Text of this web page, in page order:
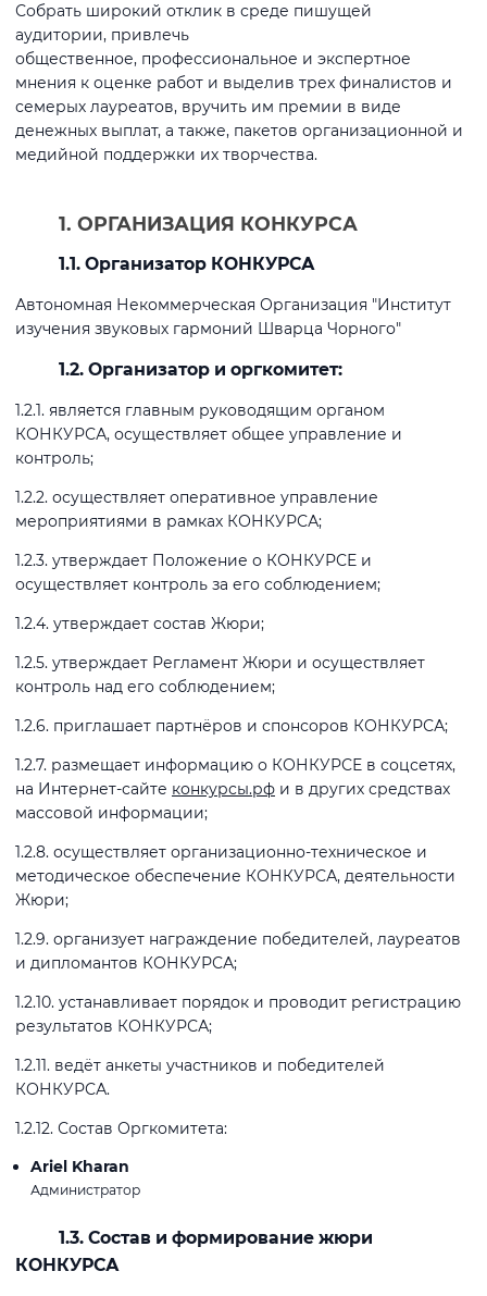
Собрать широкий отклик в среде пишущей
аудитории, привлечь
общественное, профессиональное и экспертное
мнения к оценке работ и выделив трех финалистов и
семерых лауреатов, вручить им премии в виде
денежных выплат, а также, пакетов организационной и
медийной поддержки их творчества.
1. ОРГАНИЗАЦИЯ КОНКУРСА
1.1. Организатор КОНКУРСА
Автономная Некоммерческая Организация "Институт
изучения звуковых гармоний Шварца Чорного"
1.2. Организатор и оргкомитет:
1.2.1. является главным руководящим органом
КОНКУРСА, осуществляет общее управление и
контроль;
1.2.2. осуществляет оперативное управление
мероприятиями в рамках КОНКУРСА;
1.2.3. утверждает Положение о КОНКУРСЕ и
осуществляет контроль за его соблюдением;
1.2.4. утверждает состав Жюри;
1.2.5. утверждает Регламент Жюри и осуществляет
контроль над его соблюдением;
1.2.6. приглашает партнёров и спонсоров КОНКУРСА;
1.2.7. размещает информацию о КОНКУРСЕ в соцсетях,
на Интернет-сайте конкурсы.рф и в других средствах
массовой информации;
1.2.8. осуществляет организационно-техническое и
методическое обеспечение КОНКУРСА, деятельности
Жюри;
1.2.9. организует награждение победителей, лауреатов
и дипломантов КОНКУРСА;
1.2.10. устанавливает порядок и проводит регистрацию
результатов КОНКУРСА;
1.2.11. ведёт анкеты участников и победителей
КОНКУРСА.
1.2.12. Состав Оргкомитета:
Ariel Kharan
Администратор
1.3. Состав и формирование жюри
КОНКУРСА